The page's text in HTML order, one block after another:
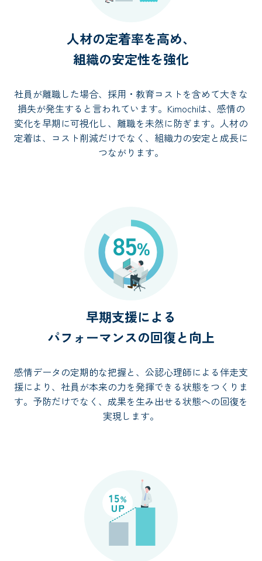
人材の定着率を高め、
組織の安定性を強化
社員が離職した場合、採用・教育コストを含めて大きな
損失が発生すると言われています。Kimochiは、感情の
変化を早期に可視化し、離職を未然に防ぎます。人材の
定着は、コスト削減だけでなく、組織力の安定と成長に
つながります。
早期支援による
パフォーマンスの回復と向上
感情データの定期的な把握と、公認心理師による伴走支
援により、社員が本来の力を発揮できる状態をつくりま
す。予防だけでなく、成果を生み出せる状態への回復を
実現します。